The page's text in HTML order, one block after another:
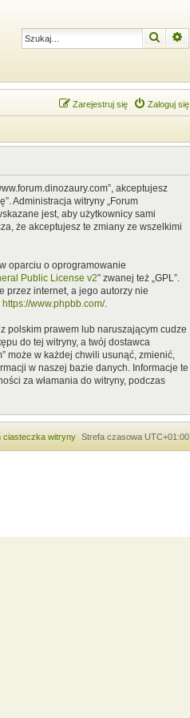
Szukaj
Zaloguj się
Zarejestruj się
akceptujesz
Administracja witryny „Forum
jest, aby użytkownicy sami
że akceptujesz te zmiany ze wszelkimi
w oparciu o oprogramowanie
Public License v2” zwanej też „GPL”.
przez internet, a jego autorzy nie
https://www.phpbb.com/.
polskim prawem lub naruszającym cudze
do tej witryny, a twój dostawca
może w każdej chwili usunąć, zmienić,
w naszej bazie danych. Informacje te
za włamania do witryny, podczas
Strefa czasowa UTC+01:00
ciasteczka witryny